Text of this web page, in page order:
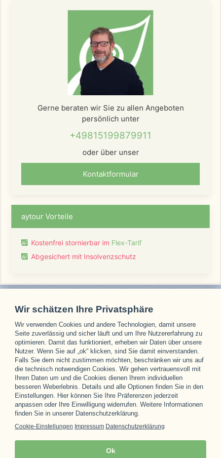
Gerne beraten wir Sie zu allen Angeboten
persönlich unter
+49815199879911
oder über unser
Kontaktformular
aytour Vorteile
Kostenfrei stornierbar im Flex-Tarif
Abgesichert mit Insolvenzschutz
Unsere Partner
Wir schätzen Ihre Privatsphäre
Wir verwenden Cookies und andere Technologien, damit unsere
Seite zuverlässig und sicher läuft und um Ihre Nutzererfahrung zu
optimieren. Damit das funktioniert, erheben wir Daten über unsere
Nutzer. Wenn Sie auf „ok“ klicken, sind Sie damit einverstanden.
Falls Sie dem nicht zustimmen möchten, beschränken wir uns auf
die technisch notwendigen Cookies. Wir gehen vertrauensvoll mit
Ihren Daten um und die Cookies dienen Ihrem individuellen
besseren Weberlebnis. Details und alle Optionen finden Sie in den
Einstellungen. Hier können Sie Ihre Präferenzen jederzeit
anpassen oder Ihre Einwilligung widerrufen. Weitere Informationen
finden Sie in unserer Datenschutzerklärung.
Cookie-Einstellungen Impressum Datenschutzerklärung
Ok